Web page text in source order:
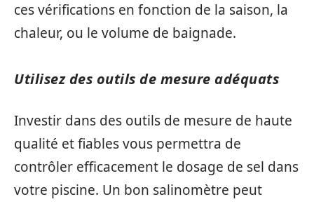
ces vérifications en fonction de la saison, la
chaleur, ou le volume de baignade.
Utilisez des outils de mesure adéquats
Investir dans des outils de mesure de haute
qualité et fiables vous permettra de
contrôler efficacement le dosage de sel dans
votre piscine. Un bon salinomètre peut